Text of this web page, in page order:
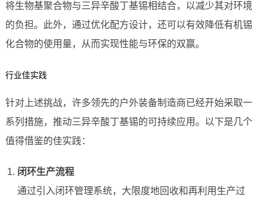
将生物基聚合物与三异辛酸丁基锡相结合，以减少其对环境
的负担。此外，通过优化配方设计，还可以有效降低有机锡
化合物的使用量，从而实现性能与环保的双赢。
行业佳实践
针对上述挑战，许多领先的户外装备制造商已经开始采取一
系列措施，推动三异辛酸丁基锡的可持续应用。以下是几个
值得借鉴的佳实践：
闭环生产流程
通过引入闭环管理系统，大限度地回收和再利用生产过